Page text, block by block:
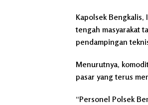
Kapolsek
tengah masyarakat
pendampingan
Menurutnya,
pasar yang terus
“Personel Polsek